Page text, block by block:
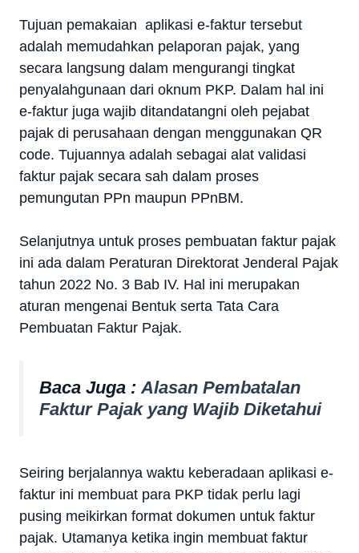
Tujuan pemakaian aplikasi e-faktur tersebut
adalah memudahkan pelaporan pajak, yang
secara langsung dalam mengurangi tingkat
penyalahgunaan dari oknum PKP. Dalam hal ini
e-faktur juga wajib ditandatangni oleh pejabat
pajak di perusahaan dengan menggunakan QR
code. Tujuannya adalah sebagai alat validasi
faktur pajak secara sah dalam proses
pemungutan PPn maupun PPnBM.
Selanjutnya untuk proses pembuatan faktur pajak
ini ada dalam Peraturan Direktorat Jenderal Pajak
tahun 2022 No. 3 Bab IV. Hal ini merupakan
aturan mengenai Bentuk serta Tata Cara
Pembuatan Faktur Pajak.
Baca Juga :Alasan Pembatalan
Faktur Pajak yang Wajib Diketahui
Seiring berjalannya waktu keberadaan aplikasi e-
faktur ini membuat para PKP tidak perlu lagi
pusing meikirkan format dokumen untuk faktur
pajak. Utamanya ketika ingin membuat faktur